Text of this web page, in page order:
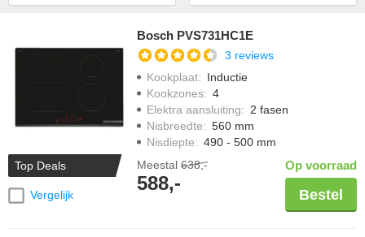
de warmte perfect in, is hij eenvoudig schoon te maken en er gaat
Top Deals
Vergelijk
Bosch PVS731HC1E
3 reviews
Kookplaat: Inductie
Kookzones: 4
Elektra aansluiting: 2 fasen
Nisbreedte: 560 mm
Nisdiepte: 490 - 500 mm
Meestal 638,-
588,-
Op voorraad
Bestel